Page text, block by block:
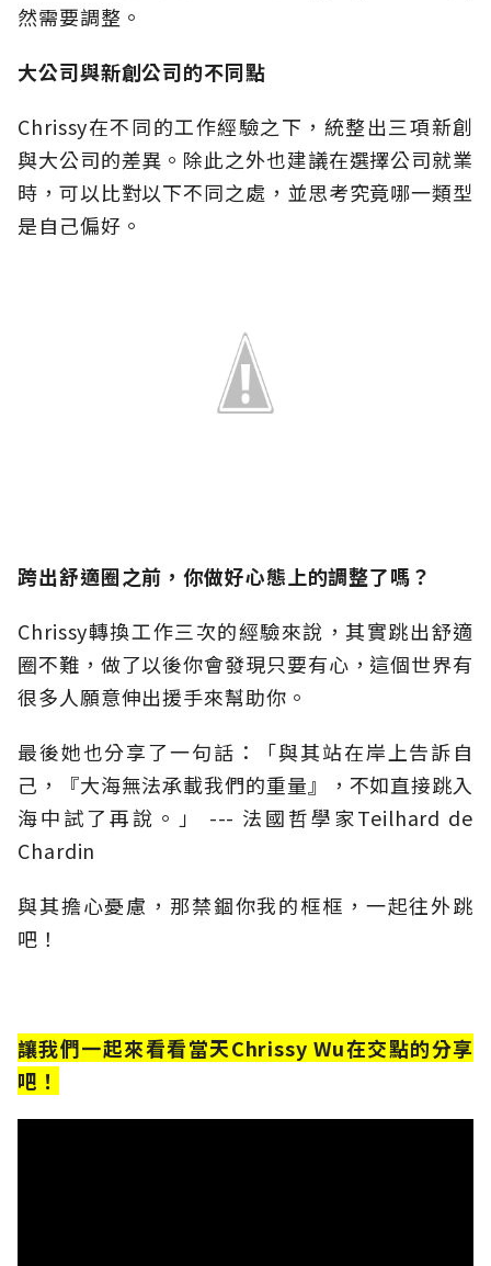
然需要調整。
大公司與新創公司的不同點
Chrissy在不同的工作經驗之下，統整出三項新創
與大公司的差異。除此之外也建議在選擇公司就業
時，可以比對以下不同之處，並思考究竟哪一類型
是自己偏好。
跨出舒適圈之前，你做好心態上的調整了嗎？
Chrissy轉換工作三次的經驗來說，其實跳出舒適
圈不難，做了以後你會發現只要有心，這個世界有
很多人願意伸出援手來幫助你。
最後她也分享了一句話：「與其站在岸上告訴自
己，『大海無法承載我們的重量』，不如直接跳入
海中試了再說。」 --- 法國哲學家Teilhard de
Chardin
與其擔心憂慮，那禁錮你我的框框，一起往外跳
吧！
讓我們一起來看看當天Chrissy Wu在交點的分享
吧！